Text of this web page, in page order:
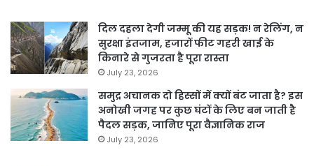
दिल दहला देगी जम्मू की यह सड़क! न रेलिंग, न
सुरक्षा इंतजाम, हजारों फीट गहरी खाई के
किनारे से गुजरता है पूरा रास्ता
July 23, 2026
समुद्र अचानक दो हिस्सों में क्यों बंट जाता है? इस
अनोखी जगह पर कुछ घंटों के लिए बन जाती है
पैदल सड़क, जानिए पूरा वैज्ञानिक राज
July 23, 2026